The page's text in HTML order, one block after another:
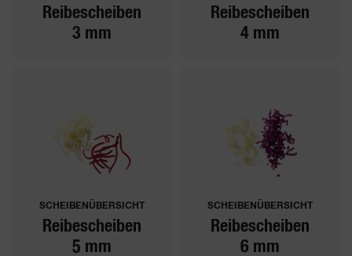
Reibescheiben
3 mm
Reibescheiben
4 mm
SCHEIBENÜBERSICHT
Reibescheiben
5 mm
SCHEIBENÜBERSICHT
Reibescheiben
6 mm